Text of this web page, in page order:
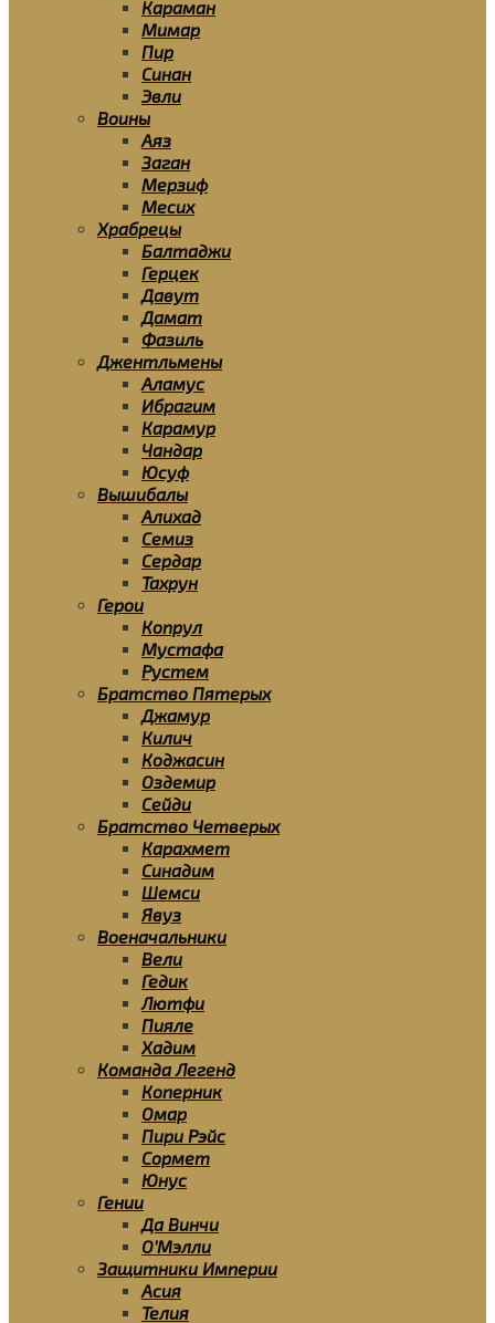
Караман
Мимар
Пир
Синан
Эвли
Воины
Аяз
Заган
Мерзиф
Месих
Храбрецы
Балтаджи
Герцек
Давут
Дамат
Фазиль
Джентльмены
Аламус
Ибрагим
Карамур
Чандар
Юсуф
Вышибалы
Алихад
Семиз
Сердар
Тахрун
Герои
Копрул
Мустафа
Рустем
Братство Пятерых
Джамур
Килич
Коджасин
Оздемир
Сейди
Братство Четверых
Карахмет
Синадим
Шемси
Явуз
Военачальники
Вели
Гедик
Лютфи
Пияле
Хадим
Команда Легенд
Коперник
Омар
Пири Рэйс
Сормет
Юнус
Гении
Да Винчи
О’Мэлли
Защитники Империи
Асия
Телия